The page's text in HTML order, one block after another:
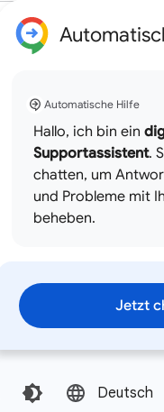
Deutsch‎
Automatische Hilfe
Hallo, ich bin ein
Supportassistent.
chatten, um
und Probleme mit
beheben.
Jetzt